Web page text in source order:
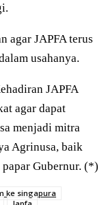
agar JAPFA terus
usahanya.
JAPFA
agar dapat
menjadi mitra
Agrinusa, baik
Gubernur. (*)
ke singapura